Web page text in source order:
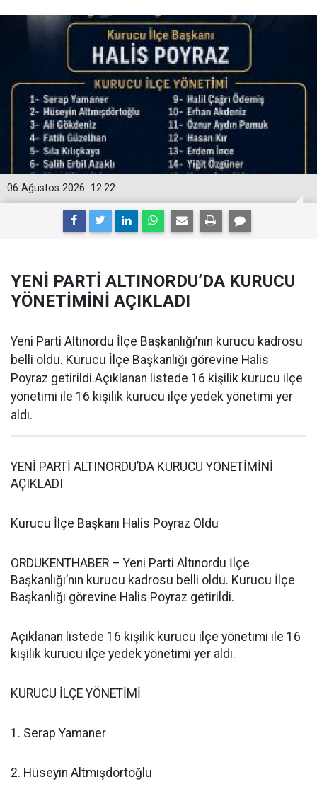
12:22
06 Ağustos 2026
YENİ PARTİ ALTINORDU’DA KURUCU
YÖNETİMİNİ AÇIKLADI
Yeni Parti Altınordu İlçe Başkanlığı’nın kurucu kadrosu
belli oldu. Kurucu İlçe Başkanlığı görevine Halis
Poyraz getirildi.Açıklanan listede 16 kişilik kurucu ilçe
yönetimi ile 16 kişilik kurucu ilçe yedek yönetimi yer
aldı.
YENİ PARTİ ALTINORDU’DA KURUCU YÖNETİMİNİ
AÇIKLADI
Kurucu İlçe Başkanı Halis Poyraz Oldu
ORDUKENTHABER – Yeni Parti Altınordu İlçe
Başkanlığı’nın kurucu kadrosu belli oldu. Kurucu İlçe
Başkanlığı görevine Halis Poyraz getirildi.
Açıklanan listede 16 kişilik kurucu ilçe yönetimi ile 16
kişilik kurucu ilçe yedek yönetimi yer aldı.
KURUCU İLÇE YÖNETİMİ
1. Serap Yamaner
2. Hüseyin Altmışdörtoğlu